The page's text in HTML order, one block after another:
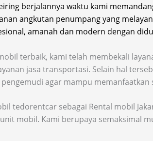
berjalannya waktu kami
angkutan penumpang yang
amanah dan modern dengan
terbaik, kami telah membekali
jasa transportasi. Selain hal
agar mampu
tedorentcar sebagai Rental mobil
mobil. Kami berupaya semaksimal